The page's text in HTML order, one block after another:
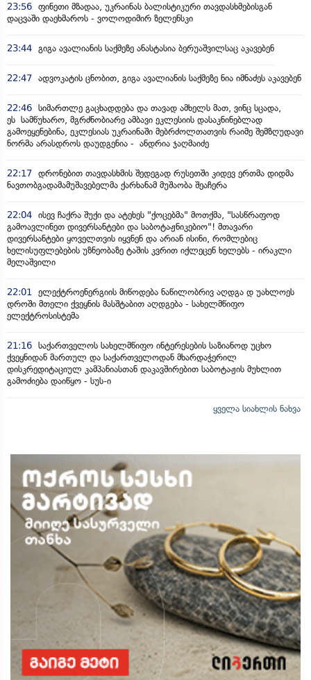
23:56 ფინეთი მზადაა, უკრაინას ბალისტიკური თავდასხმებისგან
დაცვაში დაეხმაროს - ვოლოდიმირ ზელენსკი
23:44 გიგა ავალიანის საქმეზე ანასტასია ბერუაშვილსაც აკავებენ
22:47 ადვოკატის ცნობით, გიგა ავალიანის საქმეზე ნია იმნაძეს აკავებენ
22:46 სიმართლე გაცხადდება და თავად ამხელს მათ, ვინც სცადა,
ეს სამწუხარო, მგრძნობიარე ამბავი ეკლესიის დასაკნინებლად
გამოეყენებინა, ეკლესიას უკრაინაში მებრძოლთათვის რაიმე შემზღუდავი
ნორმა არასდროს დაუდგენია - ანდრია ჯაღმაიძე
22:17 დრონებით თავდასხმის შედეგად რუსეთში კიდევ ერთმა დიდმა
ნავთობგადამამუშავებელმა ქარხანამ მუშაობა შეაჩერა
22:04 ისევ ჩაქრა შუქი და ატეხეს "ქოცებმა" მოთქმა, "სასწრაფოდ
გამოავლინეთ დივერსანტები და საბოტაჟნიკებიო"! მთავარი
დივერსანტები ყოველთვის იყვნენ და არიან ისინი, რომლებიც
ხელისუფლებების უზნეობაზე ტაშის კვრით იქლეცენ ხელებს - ირაკლი
მელაშვილი
22:01
ელექტროენერგიის მიწოდება ნაწილობრივ აღდგა დ უახლოეს
დროში მთელი ქვეყნის მასშტაბით აღდგება - სახელმწიფო
ელექტროსისტემა
21:16 საქართველოს სახელმწიფო ინტერესების საზიანოდ უცხო
ქვეყნიდან მართულ და საქართველოდან მხარდაჭერილ
დისკრედიტაციულ კამპანიასთან დაკავშირებით საბოტაჟის მუხლით
გამოძიება დაიწყო - სუს-ი
ყველა სიახლის ნახვა